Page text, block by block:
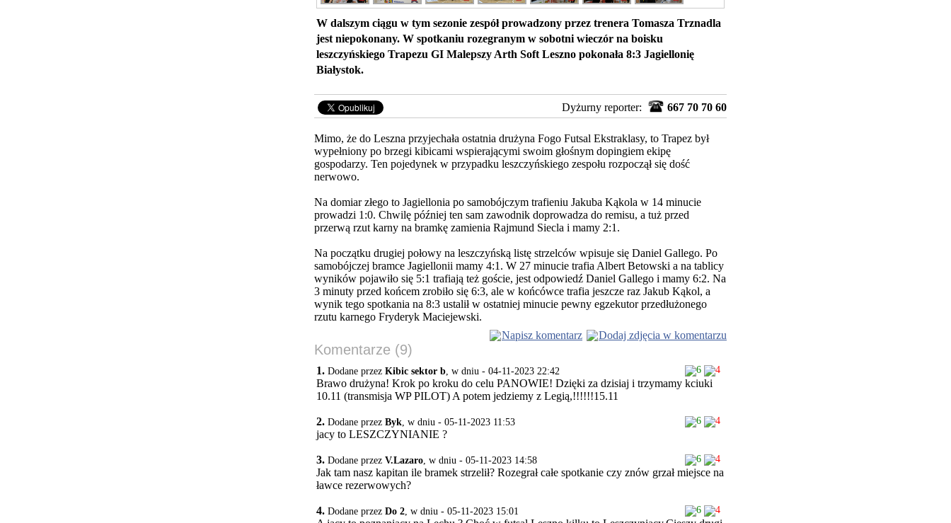
W dalszym ciągu w tym sezonie zespół prowadzony przez trenera Tomasza Trznadla
jest niepokonany. W spotkaniu rozegranym w sobotni wieczór na boisku
leszczyńskiego Trapezu GI Malepszy Arth Soft Leszno pokonała 8:3 Jagiellonię
Białystok.
Dyżurny reporter: 667 70 70 60
Mimo, że do Leszna przyjechała ostatnia drużyna Fogo Futsal Ekstraklasy, to Trapez był
wypełniony po brzegi kibicami wspierającymi swoim głośnym dopingiem ekipę
gospodarzy. Ten pojedynek w przypadku leszczyńskiego zespołu rozpoczął się dość
nerwowo.
Na domiar złego to Jagiellonia po samobójczym trafieniu Jakuba Kąkola w 14 minucie
prowadzi 1:0. Chwilę później ten sam zawodnik doprowadza do remisu, a tuż przed
przerwą rzut karny na bramkę zamienia Rajmund Siecla i mamy 2:1.
Na początku drugiej połowy na leszczyńską listę strzelców wpisuje się Daniel Gallego. Po
samobójczej bramce Jagiellonii mamy 4:1. W 27 minucie trafia Albert Betowski a na tablicy
wyników pojawiło się 5:1 trafiają też goście, jest odpowiedź Daniel Gallego i mamy 6:2. Na
3 minuty przed końcem zrobiło się 6:3, ale w końcówce trafia jeszcze raz Jakub Kąkol, a
wynik tego spotkania na 8:3 ustalił w ostatniej minucie pewny egzekutor przedłużonego
rzutu karnego Fryderyk Maciejewski.
Napisz komentarz
Dodaj zdjęcia w komentarzu
Komentarze (9)
1. Dodane przez Kibic sektor b, w dniu - 04-11-2023 22:42 6 4
Brawo drużyna! Krok po kroku do celu PANOWIE! Dzięki za dzisiaj i trzymamy kciuki
10.11 (transmisja WP PILOT) A potem jedziemy z Legią,!!!!!!15.11
2. Dodane przez Byk, w dniu - 05-11-2023 11:53 6 4
jacy to LESZCZYNIANIE ?
3. Dodane przez V.Lazaro, w dniu - 05-11-2023 14:58 6 4
Jak tam nasz kapitan ile bramek strzelił? Rozegrał całe spotkanie czy znów grzał miejsce na
ławce rezerwowych?
4. Dodane przez Do 2, w dniu - 05-11-2023 15:01 6 4